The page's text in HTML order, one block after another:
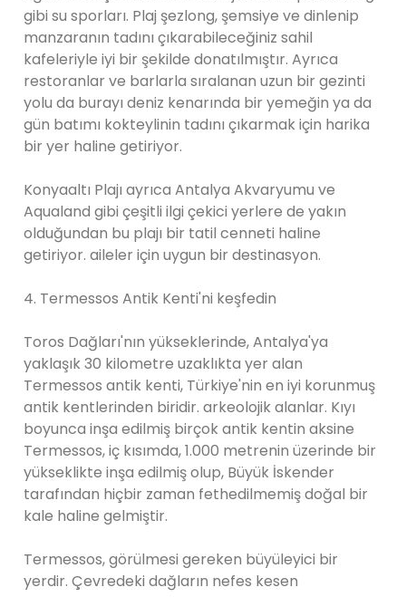
gibi su sporları. Plaj şezlong, şemsiye ve dinlenip
manzaranın tadını çıkarabileceğiniz sahil
kafeleriyle iyi bir şekilde donatılmıştır. Ayrıca
restoranlar ve barlarla sıralanan uzun bir gezinti
yolu da burayı deniz kenarında bir yemeğin ya da
gün batımı kokteylinin tadını çıkarmak için harika
bir yer haline getiriyor.
Konyaaltı Plajı ayrıca Antalya Akvaryumu ve
Aqualand gibi çeşitli ilgi çekici yerlere de yakın
olduğundan bu plajı bir tatil cenneti haline
getiriyor. aileler için uygun bir destinasyon.
4. Termessos Antik Kenti'ni keşfedin
Toros Dağları'nın yükseklerinde, Antalya'ya
yaklaşık 30 kilometre uzaklıkta yer alan
Termessos antik kenti, Türkiye'nin en iyi korunmuş
antik kentlerinden biridir. arkeolojik alanlar. Kıyı
boyunca inşa edilmiş birçok antik kentin aksine
Termessos, iç kısımda, 1.000 metrenin üzerinde bir
yükseklikte inşa edilmiş olup, Büyük İskender
tarafından hiçbir zaman fethedilmemiş doğal bir
kale haline gelmiştir.
Termessos, görülmesi gereken büyüleyici bir
yerdir. Çevredeki dağların nefes kesen